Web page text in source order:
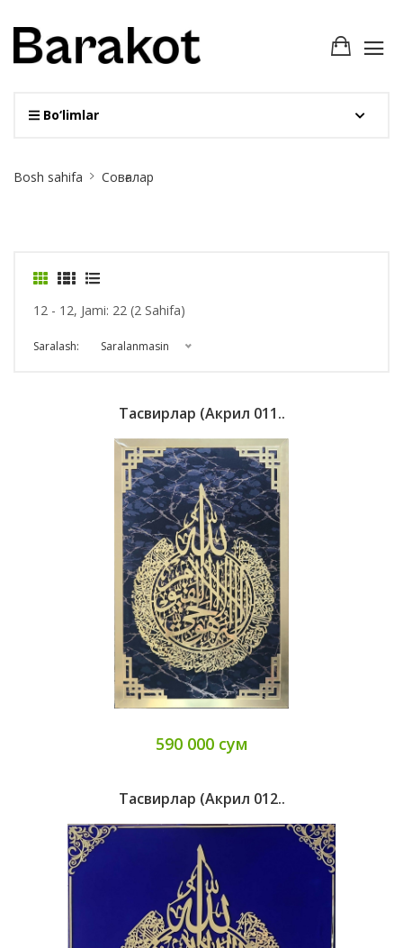
Bo‘limlar
Breadcrumb
Bosh sahifa Совғалар
12 - 12, Jami: 22 (2 Sahifa)
Saralash: Saralanmasin
Тасвирлар (Акрил 011..
590 000 сум
Тасвирлар (Акрил 012..